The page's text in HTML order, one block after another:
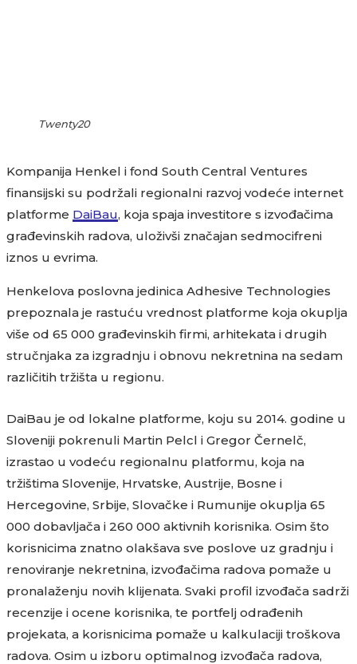
Twenty20
Kompanija Henkel i fond South Central Ventures
finansijski su podržali regionalni razvoj vodeće internet
platforme DaiBau, koja spaja investitore s izvođačima
građevinskih radova, uloživši značajan sedmocifreni
iznos u evrima.
Henkelova poslovna jedinica Adhesive Technologies
prepoznala je rastuću vrednost platforme koja okuplja
više od 65 000 građevinskih firmi, arhitekata i drugih
stručnjaka za izgradnju i obnovu nekretnina na sedam
različitih tržišta u regionu.
DaiBau je od lokalne platforme, koju su 2014. godine u
Sloveniji pokrenuli Martin Pelcl i Gregor Černelč,
izrastao u vodeću regionalnu platformu, koja na
tržištima Slovenije, Hrvatske, Austrije, Bosne i
Hercegovine, Srbije, Slovačke i Rumunije okuplja 65
000 dobavljača i 260 000 aktivnih korisnika. Osim što
korisnicima znatno olakšava sve poslove uz gradnju i
renoviranje nekretnina, izvođačima radova pomaže u
pronalaženju novih klijenata. Svaki profil izvođača sadrži
recenzije i ocene korisnika, te portfelj odrađenih
projekata, a korisnicima pomaže u kalkulaciji troškova
radova. Osim u izboru optimalnog izvođača radova,